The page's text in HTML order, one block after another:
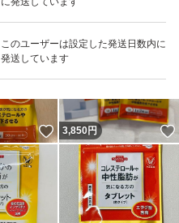
このユーザーは設定した発送日数内に
発送しています
いいね！
1,799
いいね！
3,850円